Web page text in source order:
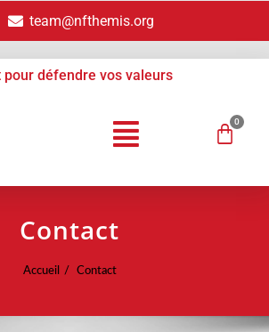
team@nfthemis.org
pour défendre vos valeurs
Contact
Accueil Contact